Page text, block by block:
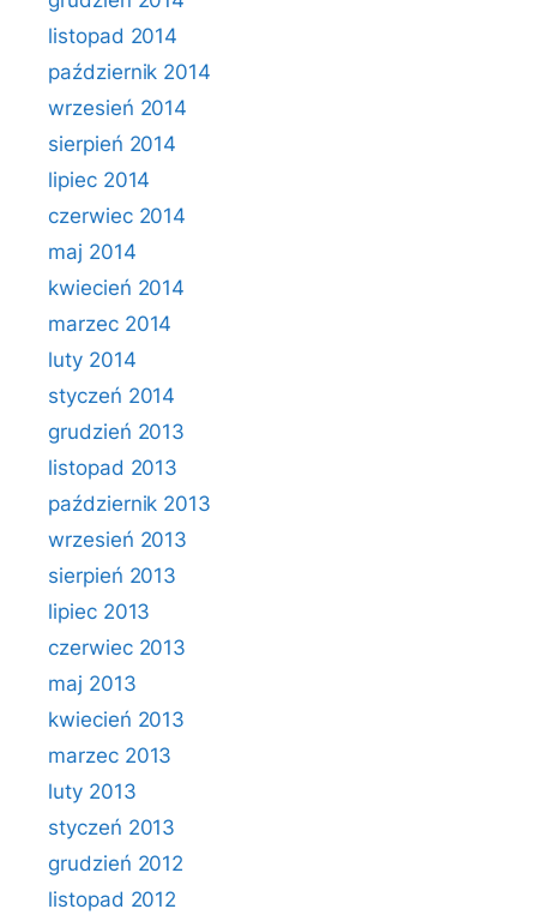
listopad 2014
październik 2014
wrzesień 2014
sierpień 2014
lipiec 2014
czerwiec 2014
maj 2014
kwiecień 2014
marzec 2014
luty 2014
styczeń 2014
grudzień 2013
listopad 2013
październik 2013
wrzesień 2013
sierpień 2013
lipiec 2013
czerwiec 2013
maj 2013
kwiecień 2013
marzec 2013
luty 2013
styczeń 2013
grudzień 2012
listopad 2012